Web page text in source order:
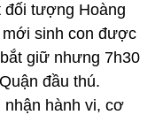
đối tượng Hoàng
mới sinh con được
giữ nhưng 7h30
đầu thú.
hành vi, cơ